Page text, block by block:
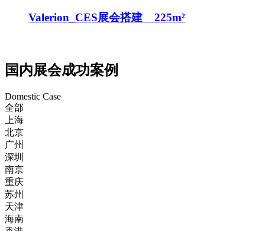
Valerion_CES展会搭建 225m²
国内展会成功案例
Domestic Case
全部
上海
北京
广州
深圳
南京
重庆
苏州
天津
海南